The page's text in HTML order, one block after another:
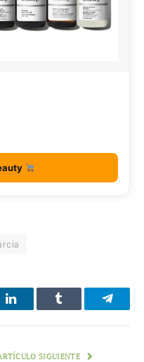
LinkedInTumblr
SIGUIENTE